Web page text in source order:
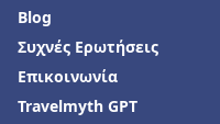
Blog
Συχνές Ερωτήσεις
Επικοινωνία
Travelmyth GPT